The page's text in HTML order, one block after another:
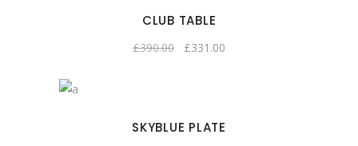
CLUB TABLE
£390.00 £331.00
SKYBLUE PLATE